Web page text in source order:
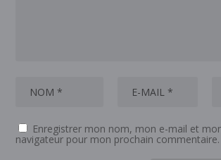
Enregistrer mon nom, mon e-mail et
navigateur pour mon prochain commentaire.